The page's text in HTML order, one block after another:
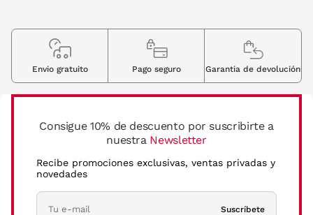
Consigue 10% de descuento por suscribirte a
nuestra Newsletter
Recibe promociones exclusivas, ventas privadas y
novedades
Suscríbete
Envio gratuito Pago seguro Garantia de devolución